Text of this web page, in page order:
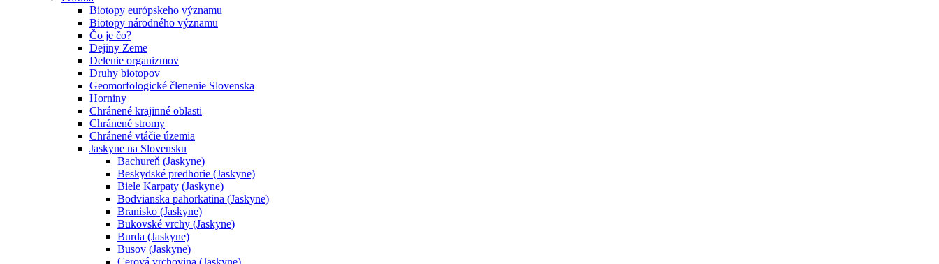
Biotopy európskeho významu
Biotopy národného významu
Čo je čo?
Dejiny Zeme
Delenie organizmov
Druhy biotopov
Geomorfologické členenie Slovenska
Horniny
Chránené krajinné oblasti
Chránené stromy
Chránené vtáčie územia
Jaskyne na Slovensku
Bachureň (Jaskyne)
Beskydské predhorie (Jaskyne)
Biele Karpaty (Jaskyne)
Bodvianska pahorkatina (Jaskyne)
Branisko (Jaskyne)
Bukovské vrchy (Jaskyne)
Burda (Jaskyne)
Busov (Jaskyne)
Cerová vrchovina (Jaskyne)